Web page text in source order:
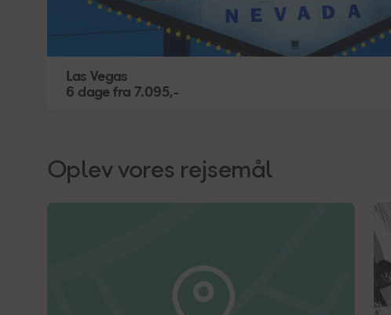
Las Vegas
6 dagefra 7.095,-
Oplev vores rejsemål